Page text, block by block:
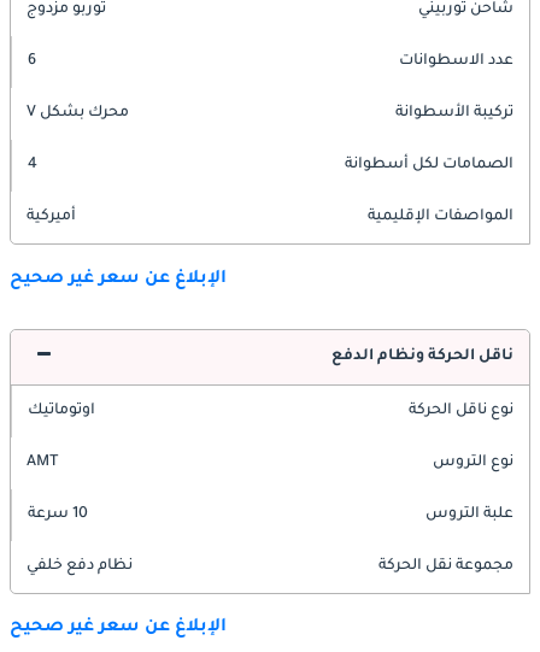
شاحن توربيني توربو مزدوج
عدد الاسطوانات 6
تركيبة الأسطوانة محرك بشكل V
الصمامات لكل أسطوانة 4
المواصفات الإقليمية أميركية
الإبلاغ عن سعر غير صحيح
ناقل الحركة ونظام الدفع
نوع ناقل الحركة اوتوماتيك
نوع التروس AMT
علبة التروس 10 سرعة
مجموعة نقل الحركة نظام دفع خلفي
الإبلاغ عن سعر غير صحيح